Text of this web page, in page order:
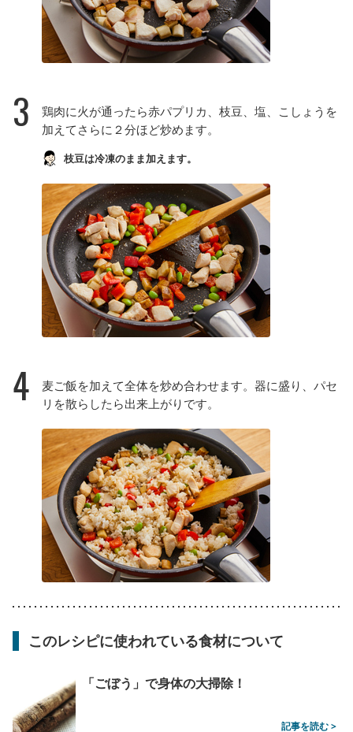
3
鶏肉に火が通ったら赤パプリカ、枝豆、塩、こしょうを
加えてさらに２分ほど炒めます。
枝豆は冷凍のまま加えます。
4
麦ご飯を加えて全体を炒め合わせます。器に盛り、パセ
リを散らしたら出来上がりです。
このレシピに使われている食材について
「ごぼう」で身体の大掃除！
記事を読む >